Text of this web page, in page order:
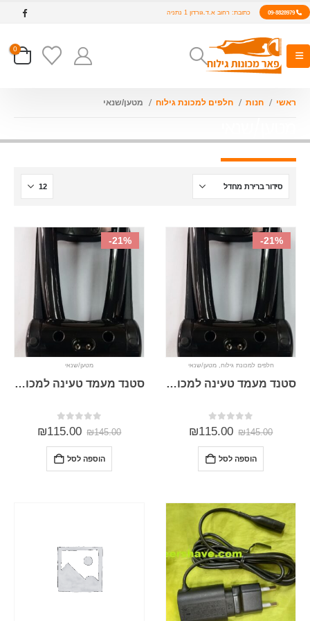
09-8828979 כתובת: רחוב א.ד.גורדון 1 נתניה
0
ראשי חנות חלפים למכונת גילוח מטען/שנאי
-21%
חלפים למכונת גילוח,מטען/שנאי
סטנד מעמד טעינה למכונת גילוח פיליפס 3D PHILIPS RQ1250
0 מתוך 5
₪145.00
₪115.00
הוספה לסל
-21%
מטען/שנאי
סטנד מעמד טעינה למכונת גילוח פיליפס 3D PHILIPS RQ1280
0 מתוך 5
₪145.00
₪115.00
הוספה לסל